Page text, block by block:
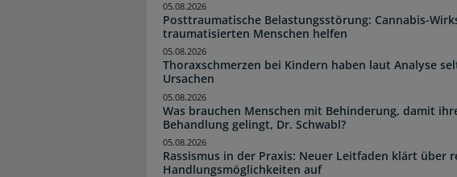
Posttraumatische Belastungsstörung: Cannabis-
traumatisierten Menschen helfen
05.08.2026
Thoraxschmerzen bei Kindern haben laut Analyse
Ursachen
05.08.2026
Was brauchen Menschen mit Behinderung, damit
Behandlung gelingt, Dr. Schwabl?
05.08.2026
Rassismus in der Praxis: Neuer Leitfaden klärt über
Handlungsmöglichkeiten auf
05.08.2026